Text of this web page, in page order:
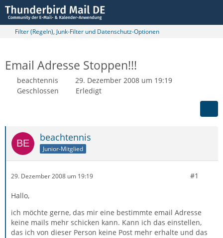
Filter (Regeln), Junk-Filter und Datenschutz-Optionen
Email Adresse Stoppen!!!
beachtennis
29. Dezember 2008 um 19:19
Geschlossen
Erledigt
beachtennis
Junior-Mitglied
29. Dezember 2008 um 19:19 #1
Hallo,
ich möchte gerne, das mir eine bestimmte email Adresse
keine mails mehr schicken kann. Kann ich das einstellen,
das ich von dieser Person keine Post mehr erhalte und das